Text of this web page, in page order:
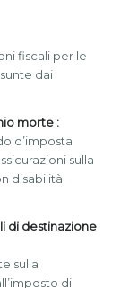
fiscali per le
dai
morte :
d’imposta
sulla
disabilità
di destinazione
sulla
di